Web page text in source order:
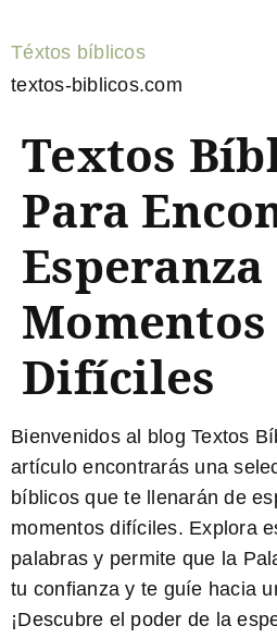
Téxtos bíblicos
textos-biblicos.com
Textos
Para
Esperanza
Momentos
Difíciles
Bienvenidos al blog Textos
artículo encontrarás una
bíblicos que te llenarán de
momentos difíciles. Explora
palabras y permite que la
tu confianza y te guíe hacia
¡Descubre el poder de la